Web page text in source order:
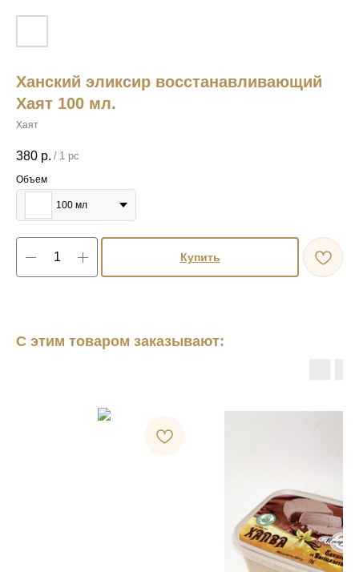
Ханский эликсир восстанавливающий
Хаят 100 мл.
Хаят
380 р. / 1 pc
Объем
100 мл
Купить
С этим товаром заказывают: